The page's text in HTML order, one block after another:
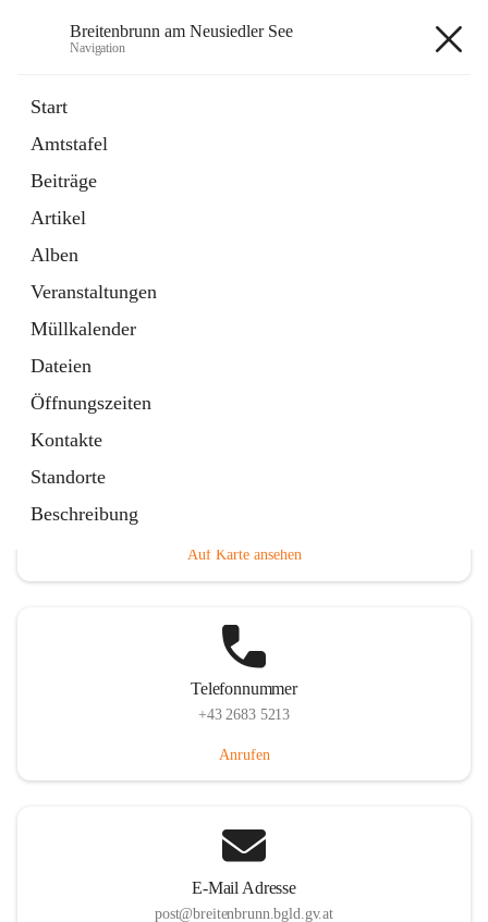
Breitenbrunn am Neusiedler See
Navigation
Start
Amtstafel
Beiträge
Artikel
Alben
Veranstaltungen
Müllkalender
Dateien
Öffnungszeiten
Kontakte
Standorte
Beschreibung
18 Schnellzugriffe
Gemeindeservice
Auf Karte ansehen
Telefonnummer
+43 2683 5213
Anrufen
E-Mail Adresse
post@breitenbrunn.bgld.gv.at